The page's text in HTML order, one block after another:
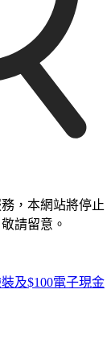
，本網站將停止
請留意。
及$100電子現金